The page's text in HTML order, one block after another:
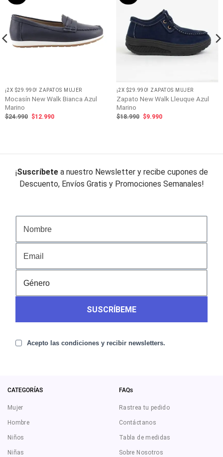
¡2X $29.990! ZAPATOS MUJER
Mocasín New Walk Bianca Azul
Marino
$24.990
El
$12.990El
¡2X $29.990! ZAPATOS MUJER
Zapato New Walk Lleuque Azul
Marino
$18.990 El
$9.990El
¡Suscríbete a nuestro Newsletter y recibe cupones de
Descuento, Envíos Gratis y Promociones Semanales!
SUSCRÍBEME
Acepto las condiciones y recibir newsletters.
CATEGORÍAS
Mujer
Hombre
Niños
Niñas
FAQs
Rastrea tu pedido
Contáctanos
Tabla de medidas
Sobre Nosotros